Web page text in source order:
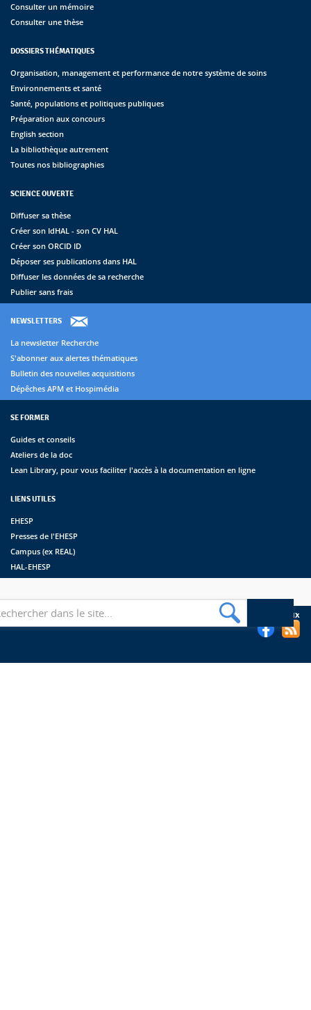
Consulter un mémoire
Consulter une thèse
DOSSIERS THÉMATIQUES
Organisation, management et performance de notre système de soins
Environnements et santé
Santé, populations et politiques publiques
Préparation aux concours
English section
La bibliothèque autrement
Toutes nos bibliographies
SCIENCE OUVERTE
Diffuser sa thèse
Créer son IdHAL - son CV HAL
Créer son ORCID ID
Déposer ses publications dans HAL
Diffuser les données de sa recherche
Publier sans frais
NEWSLETTERS
La newsletter Recherche
S'abonner aux alertes thématiques
Bulletin des nouvelles acquisitions
Dépêches APM et Hospimédia
SE FORMER
Guides et conseils
Ateliers de la doc
Lean Library, pour vous faciliter l'accès à la documentation en ligne
LIENS UTILES
EHESP
Presses de l'EHESP
Campus (ex REAL)
HAL-EHESP
Suivez les bibliothèques de l'EHESP sur les réseaux sociaux